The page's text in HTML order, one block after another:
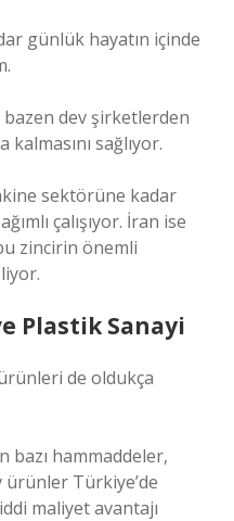
günlük hayatın içinde
dev şirketlerden
sağlıyor.
sektörüne kadar
çalışıyor. İran ise
zincirin önemli
Plastik Sanayi
de oldukça
bazı hammaddeler,
ürünler Türkiye’de
maliyet avantajı